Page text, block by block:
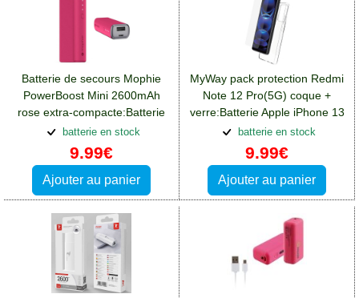
Batterie de secours Mophie
PowerBoost Mini 2600mAh
rose extra-compacte:Batterie
Apple iPhone 13 Pro Max
batterie en stock
9.99€
Ajouter au panier
MyWay pack protection Redmi
Note 12 Pro(5G) coque +
verre:Batterie Apple iPhone 13
Pro Max
batterie en stock
9.99€
Ajouter au panier